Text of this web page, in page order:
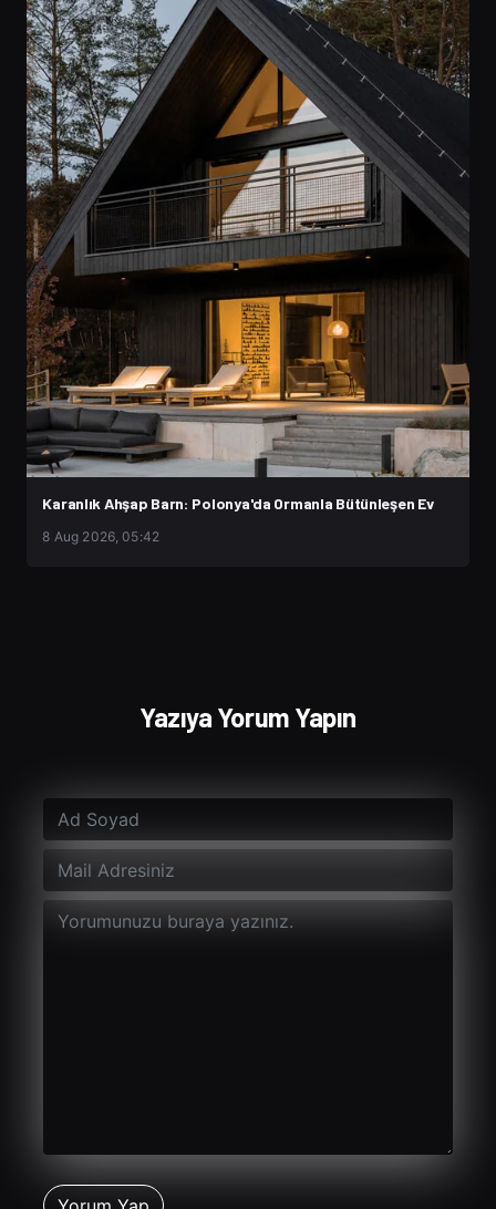
Karanlık Ahşap Barn: Polonya'da Ormanla Bütünleşen Ev
8 Aug 2026, 05:42
Yazıya Yorum Yapın